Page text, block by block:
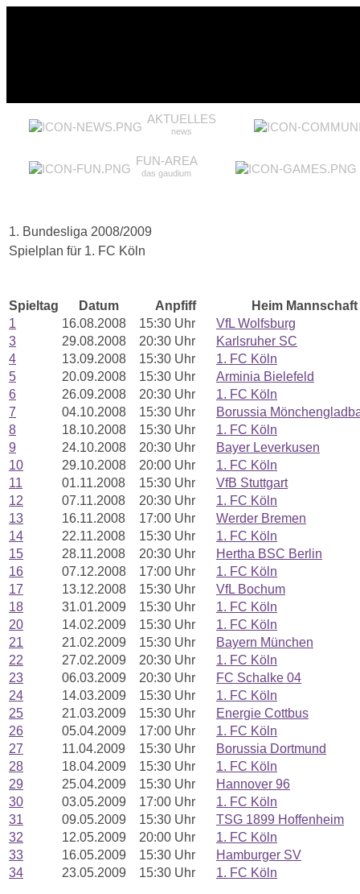
AKTUELLES
news
FUN-AREA
das gaudium
1. Bundesliga 2008/2009
Spielplan für 1. FC Köln
Spieltag Datum Anpfiff
Heim Mannschaft
1
16.08.2008 15:30 Uhr
VfL Wolfsburg
3
29.08.2008 20:30 Uhr
Karlsruher SC
4
13.09.2008 15:30 Uhr
1. FC Köln
5
20.09.2008 15:30 Uhr
Arminia Bielefeld
6
26.09.2008 20:30 Uhr
1. FC Köln
7
04.10.2008 15:30 Uhr
Borussia
8
18.10.2008 15:30 Uhr
1. FC Köln
9
24.10.2008 20:30 Uhr
Bayer Leverkusen
10
29.10.2008 20:00 Uhr
1. FC Köln
11
01.11.2008 15:30 Uhr
VfB Stuttgart
12
07.11.2008 20:30 Uhr
1. FC Köln
13
16.11.2008 17:00 Uhr
Werder Bremen
14
22.11.2008 15:30 Uhr
1. FC Köln
15
28.11.2008 20:30 Uhr
Hertha BSC Berlin
16
07.12.2008 17:00 Uhr
1. FC Köln
17
13.12.2008 15:30 Uhr
VfL Bochum
18
31.01.2009 15:30 Uhr
1. FC Köln
20
14.02.2009 15:30 Uhr
1. FC Köln
21
21.02.2009 15:30 Uhr
Bayern München
22
27.02.2009 20:30 Uhr
1. FC Köln
23
06.03.2009 20:30 Uhr
FC Schalke 04
24
14.03.2009 15:30 Uhr
1. FC Köln
25
21.03.2009 15:30 Uhr
Energie Cottbus
26
05.04.2009 17:00 Uhr
1. FC Köln
27
11.04.2009 15:30 Uhr
Borussia Dortmund
28
18.04.2009 15:30 Uhr
1. FC Köln
29
25.04.2009 15:30 Uhr
Hannover 96
30
03.05.2009 17:00 Uhr
1. FC Köln
31
09.05.2009 15:30 Uhr
TSG 1899 Hoffenheim
32
12.05.2009 20:00 Uhr
1. FC Köln
33
16.05.2009 15:30 Uhr
Hamburger SV
34
23.05.2009 15:30 Uhr 1. FC Köln